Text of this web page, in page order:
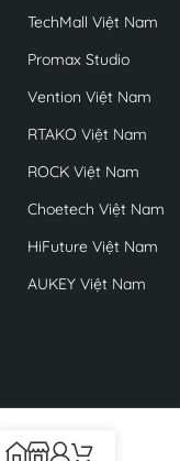
TechMall Việt Nam
Promax Studio
Vention Việt Nam
RTAKO Việt Nam
ROCK Việt Nam
Choetech Việt Nam
HiFuture Việt Nam
AUKEY Việt Nam